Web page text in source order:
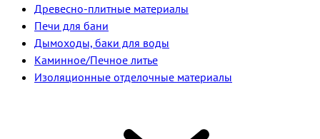
Древесно-плитные материалы
Печи для бани
Дымоходы, баки для воды
Каминное/Печное литье
Изоляционные отделочные материалы